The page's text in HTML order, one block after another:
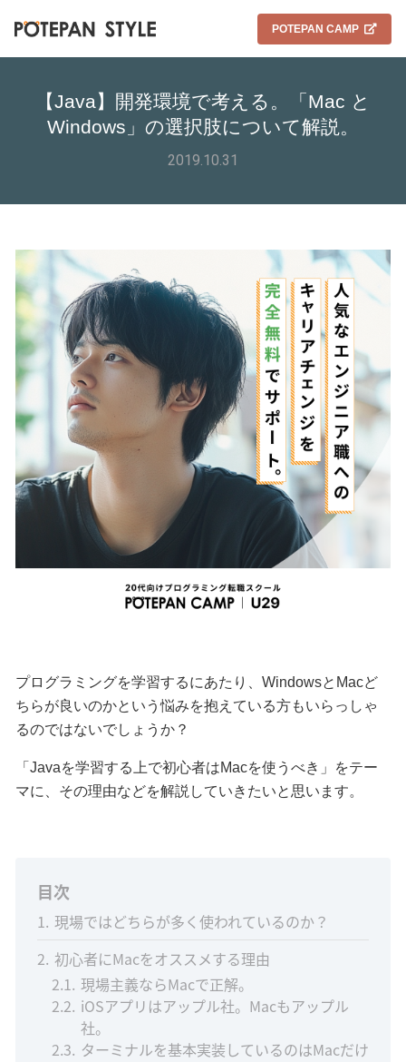
POTEPAN CAMP
【Java】開発環境で考える。「Mac と
Windows」の選択肢について解説。
2019.10.31
プログラミングを学習するにあたり、WindowsとMacど
ちらが良いのかという悩みを抱えている方もいらっしゃ
るのではないでしょうか？
「Javaを学習する上で初心者はMacを使うべき」をテー
マに、その理由などを解説していきたいと思います。
目次
1 現場ではどちらが多く使われているのか？
2 初心者にMacをオススメする理由
2.1 現場主義ならMacで正解。
2.2 iOSアプリはアップル社。Macもアップル
社。
2.3 ターミナルを基本実装しているのはMacだけ